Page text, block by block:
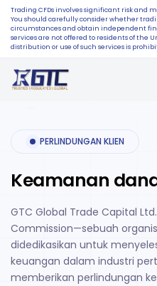
Trading CFDs involves significant risk and
You should carefully consider whether
circumstances and obtain independent
services are not offered to residents of the
distribution or use of such services is
PERLINDUNGAN KLIEN
Keamanan
GTC Global Trade Capital
Commission—sebuah
didedikasikan untuk
keuangan dalam industri
memberikan perlindungan